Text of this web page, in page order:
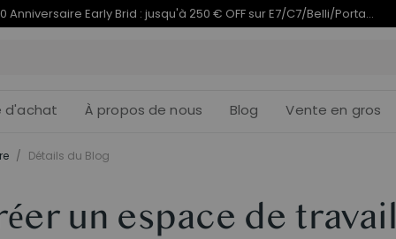
10e anniversaire | C7 Morpher dès 579,99 € Termine en 11j 12
d'achat À propos de nous Blog Vente en gros
/ Détails du Blog
un espace de travail